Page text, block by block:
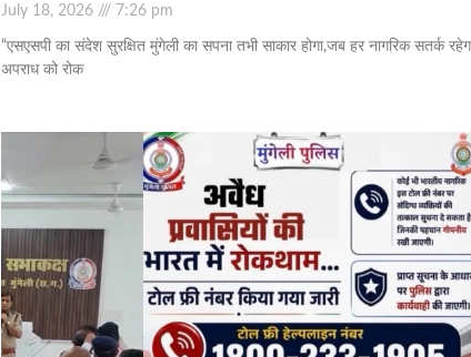
July 18, 2026 7:26 pm
“एसएसपी का संदेश सुरक्षित मुंगेली का सपना तभी साकार होगा,जब हर नागरिक सतर्क
अपराध को रोक